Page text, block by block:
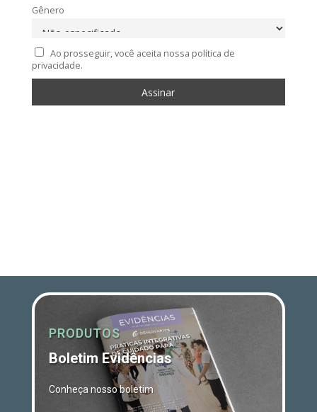
Gênero
Ao prosseguir, você aceita nossa política de
privacidade.
PRODUTOS
Boletim Evidências
Conheça nosso boletim